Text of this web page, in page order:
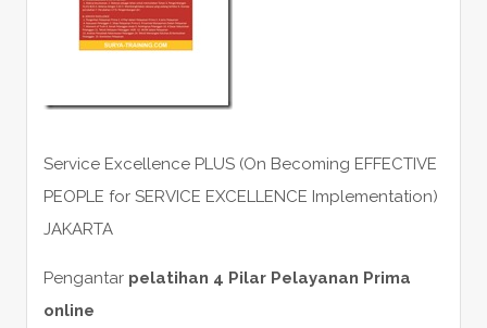
Service Excellence PLUS (On Becoming EFFECTIVE
PEOPLE for SERVICE EXCELLENCE Implementation)
JAKARTA
Pengantar pelatihan 4 Pilar Pelayanan Prima
online